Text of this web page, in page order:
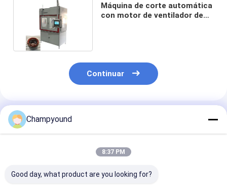
Máquina de corte automática
con motor de ventilador de
Continuar
Productos Recomendados
Champyound
8:37 PM
Good day, what product are you looking for?